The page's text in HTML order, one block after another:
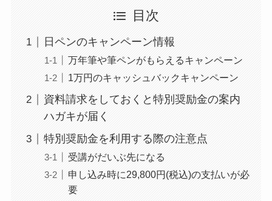
目次
日ペンのキャンペーン情報
万年筆や筆ペンがもらえるキャンペーン
1万円のキャッシュバックキャンペーン
資料請求をしておくと特別奨励金の案内
ハガキが届く
特別奨励金を利用する際の注意点
受講がだいぶ先になる
申し込み時に29,800円(税込)の支払いが必
要